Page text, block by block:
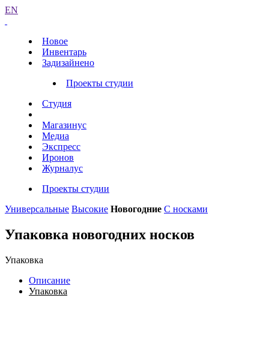
EN
Новое
Инвентарь
Задизайнено
Проекты студии
Студия
Магазинус
Медиа
Экспресс
Иронов
Журналус
Проекты студии
Универсальные Высокие Новогодние С носками
Упаковка новогодних носков
Упаковка
Описание
Упаковка